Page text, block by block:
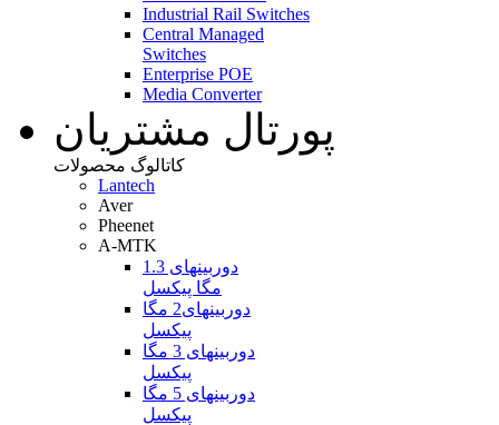
Industrial Rail Switches
Central Managed
Switches
Enterprise POE
Media Converter
پورتال مشتریان
کاتالوگ محصولات
Lantech
Aver
Pheenet
A-MTK
دوربینهای 1.3
مگا پیکسل
دوربینهای2 مگا
پیکسل
دوربینهای 3 مگا
پیکسل
دوربینهای 5 مگا
پیکسل